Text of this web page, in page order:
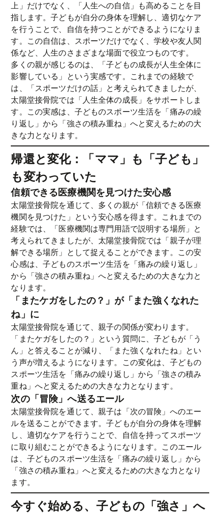
上」だけでなく、「人生への自信」も高めることを目
指します。子どもが自分の身体を理解し、適切なケア
を行うことで、自信を持つことができるようになりま
す。この自信は、スポーツだけでなく、学校や友人関
係など、人生のさまざまな場面で役立つものです。
多くの親が感じるのは、「子どもの成長が人生全体に
影響している」という実感です。これまでの経験で
は、「スポーツだけの話」と考えられてきましたが、
太陽堂接骨院では「人生全体の成長」をサポートしま
す。この実感は、子どものスポーツ生活を「痛みの繰
り返し」から「強さの積み重ね」へと変えるための大
きな力となります。
帰還と変化：「ママ」も「子ども」
も変わっていた
信頼できる医療機関を見つけた安心感
太陽堂接骨院を通じて、多くの親が「信頼できる医療
機関を見つけた」という安心感を得ます。これまでの
経験では、「医療機関は専門用語で説明する場所」と
考えられてきましたが、太陽堂接骨院では「親子が理
解できる場所」として捉えることができます。この安
心感は、子どものスポーツ生活を「痛みの繰り返し」
から「強さの積み重ね」へと変えるための大きな力と
なります。
「またケガをしたの？」が「また強くなれた
ね」に
太陽堂接骨院を通じて、親子の関係が変わります。
「またケガをしたの？」という質問に、子どもが「う
ん」と答えることが減り、「また強くなれたね」とい
う声が増えるようになります。この変化は、子どもの
スポーツ生活を「痛みの繰り返し」から「強さの積み
重ね」へと変えるための大きな力となります。
次の「冒険」へ送るエール
太陽堂接骨院を通じて、親子は「次の冒険」へのエー
ルを送ることができます。子どもが自分の身体を理解
し、適切なケアを行うことで、自信を持ってスポーツ
に取り組むことができるようになります。このエール
は、子どものスポーツ生活を「痛みの繰り返し」から
「強さの積み重ね」へと変えるための大きな力となり
ます。
今すぐ始める、子どもの「強さ」へ